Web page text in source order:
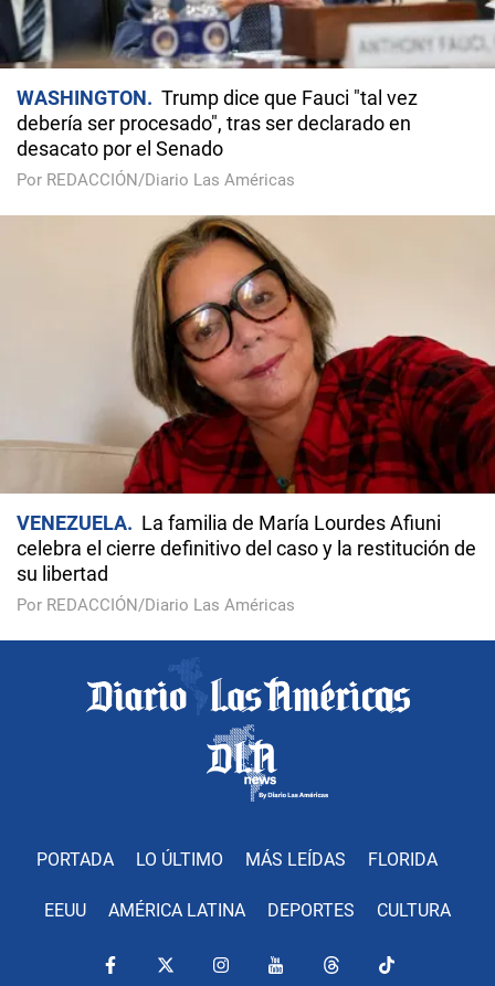
WASHINGTON
Trump dice que Fauci "tal vez
debería ser procesado", tras ser declarado en
desacato por el Senado
Por REDACCIÓN/Diario Las Américas
VENEZUELA
La familia de María Lourdes Afiuni
celebra el cierre definitivo del caso y la restitución de
su libertad
Por REDACCIÓN/Diario Las Américas
PORTADA LO ÚLTIMO MÁS LEÍDAS FLORIDA
EEUU AMÉRICA LATINA DEPORTES CULTURA